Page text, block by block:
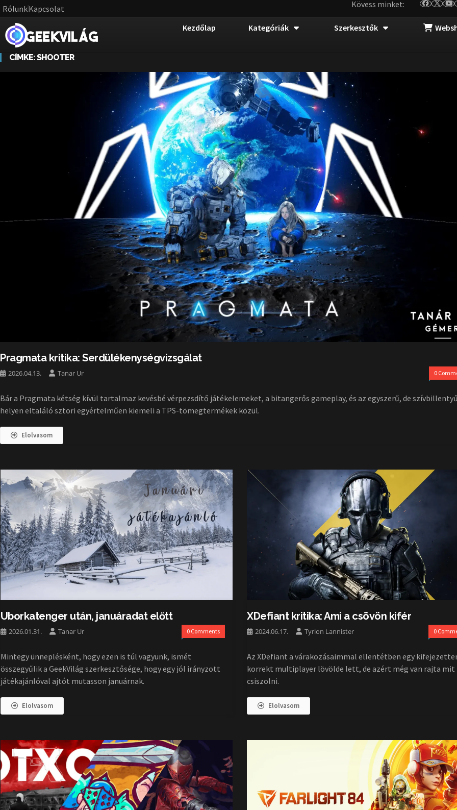
RólunkKapcsolat Kövess minket:
Kezdőlap Kategóriák Szerkesztők
CÍMKE:SHOOTER
Pragmata kritika: Serdülékenységvizsgálat
2026.04.13. Tanar Ur 0
Bár a Pragmata kétség kívül tartalmaz kevésbé vérpezsdítő játékelemeket, a bitangerős gameplay, és az egyszerű, de
helyen eltaláló sztori egyértelműen kiemeli a TPS-tömegtermékek közül.
Elolvasom
Uborkatenger után, januáradat előtt
2026.01.31. Tanar Ur 0 Comments
Mintegy ünneplésként, hogy ezen is túl vagyunk, ismét
összegyűlik a GeekVilág szerkesztősége, hogy egy jól irányzott
játékajánlóval ajtót mutasson januárnak.
Elolvasom
XDefiant kritika: Ami a csövön kifér
2024.06.17. Tyrion Lannister 0
Az XDefiant a várakozásaimmal ellentétben egy
korrekt multiplayer lövölde lett, de azért még van rajta mit
csiszolni.
Elolvasom